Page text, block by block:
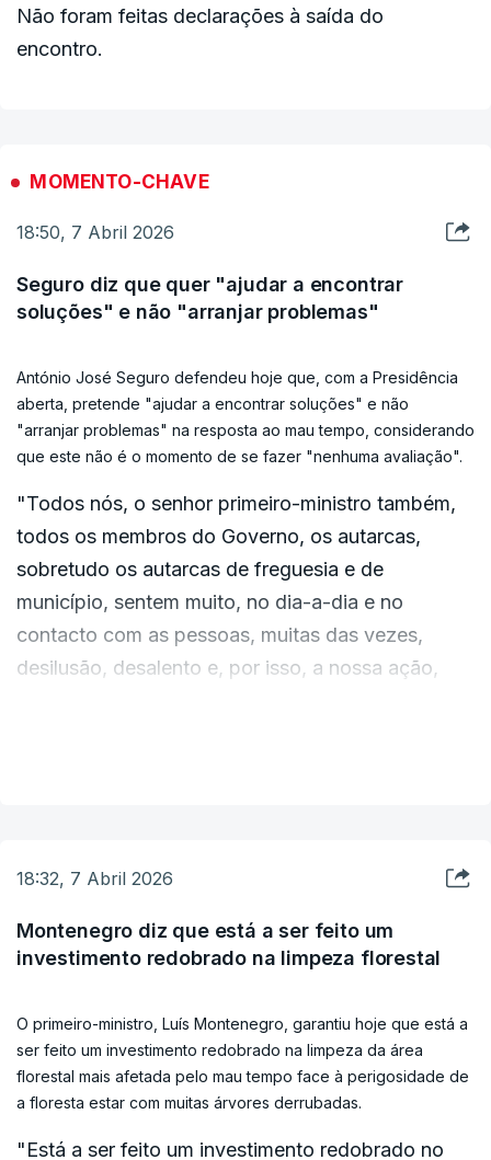
Não foram feitas declarações à saída do
encontro.
MOMENTO-CHAVE
18:50, 7 Abril 2026
Seguro diz que quer "ajudar a encontrar
soluções" e não "arranjar problemas"
António José Seguro defendeu hoje que, com a Presidência
aberta, pretende "ajudar a encontrar soluções" e não
"arranjar problemas" na resposta ao mau tempo, considerando
que este não é o momento de se fazer "nenhuma avaliação".
"Todos nós, o senhor primeiro-ministro também,
todos os membros do Governo, os autarcas,
sobretudo os autarcas de freguesia e de
município, sentem muito, no dia-a-dia e no
contacto com as pessoas, muitas das vezes,
desilusão, desalento e, por isso, a nossa ação,
Discursando depois do primeiro-ministro, Luís
primeira Presidência aberta, na região Centro, é
"ajudar a minorar as dificuldades das pessoas e
centrada nas soluções dos seus problemas".
18:32, 7 Abril 2026
Montenegro diz que está a ser feito um
investimento redobrado na limpeza florestal
O primeiro-ministro, Luís Montenegro, garantiu hoje que está a
ser feito um investimento redobrado na limpeza da área
florestal mais afetada pelo mau tempo face à perigosidade de
a floresta estar com muitas árvores derrubadas.
"Está a ser feito um investimento redobrado no